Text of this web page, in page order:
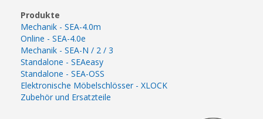
Produkte
Mechanik - SEA-4.0m
Online - SEA-4.0e
Mechanik - SEA-N / 2 / 3
Standalone - SEAeasy
Standalone - SEA-OSS
Elektronische Möbelschlösser - XLOCK
Zubehör und Ersatzteile